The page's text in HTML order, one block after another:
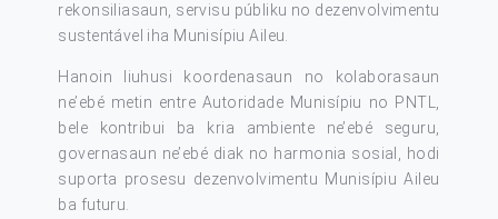
rekonsiliasaun, servisu públiku no dezenvolvimentu
sustentável iha Munisípiu Aileu.
Hanoin liuhusi koordenasaun no kolaborasaun
ne’ebé metin entre Autoridade Munisípiu no PNTL,
bele kontribui ba kria ambiente ne’ebé seguru,
governasaun ne’ebé diak no harmonia sosial, hodi
suporta prosesu dezenvolvimentu Munisípiu Aileu
ba futuru.